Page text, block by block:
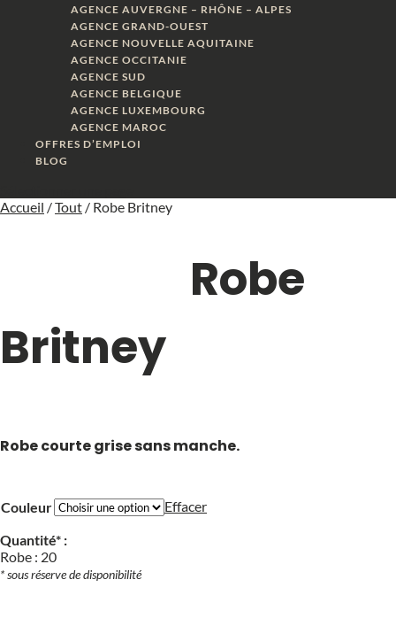
AGENCE AUVERGNE – RHÔNE – ALPES
AGENCE GRAND-OUEST
AGENCE NOUVELLE AQUITAINE
AGENCE OCCITANIE
AGENCE SUD
AGENCE BELGIQUE
AGENCE LUXEMBOURG
AGENCE MAROC
OFFRES D’EMPLOI
BLOG
Accueil /Tout / Robe Britney
Robe
Britney
Robe courte grise sans manche.
Couleur
Effacer
Quantité* :
Robe : 20
* sous réserve de disponibilité